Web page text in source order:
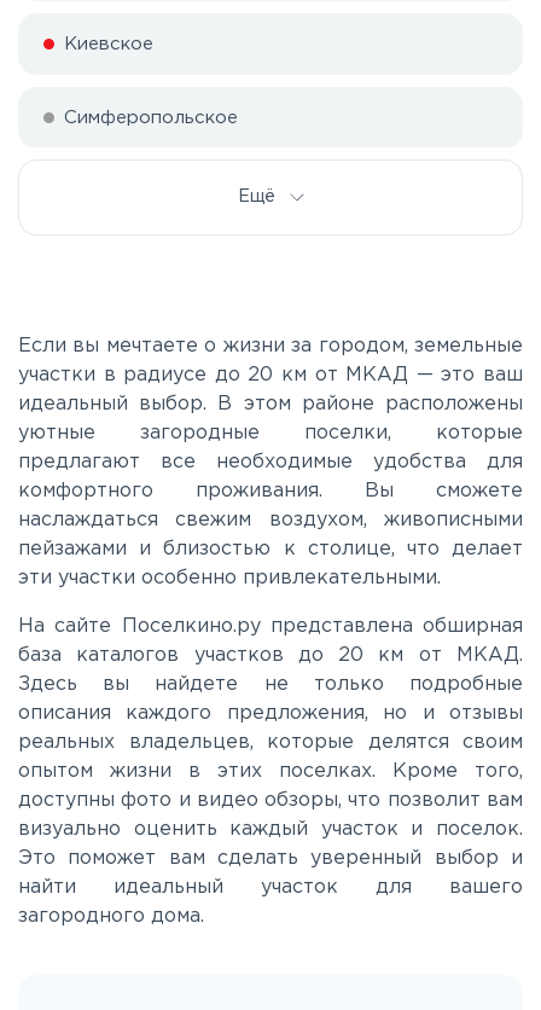
Киевское
Симферопольское
Ещё
Если вы мечтаете о жизни за городом, земельные
участки в радиусе до 20 км от МКАД — это ваш
идеальный выбор. В этом районе расположены
уютные загородные поселки, которые
предлагают все необходимые удобства для
комфортного проживания. Вы сможете
наслаждаться свежим воздухом, живописными
пейзажами и близостью к столице, что делает
эти участки особенно привлекательными.
На сайте Поселкино.ру представлена обширная
база каталогов участков до 20 км от МКАД.
Здесь вы найдете не только подробные
описания каждого предложения, но и отзывы
реальных владельцев, которые делятся своим
опытом жизни в этих поселках. Кроме того,
доступны фото и видео обзоры, что позволит вам
визуально оценить каждый участок и поселок.
Это поможет вам сделать уверенный выбор и
найти идеальный участок для вашего
загородного дома.